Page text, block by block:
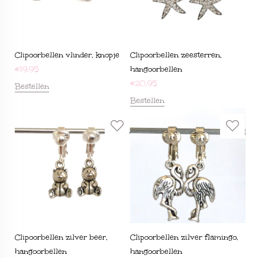
Clipoorbellen vlinder, knopje
€19,95
Bestellen
Clipoorbellen zeesterren,
hangoorbellen
€20,95
Bestellen
Clipoorbellen zilver beer,
hangoorbellen
Clipoorbellen zilver flamingo,
hangoorbellen